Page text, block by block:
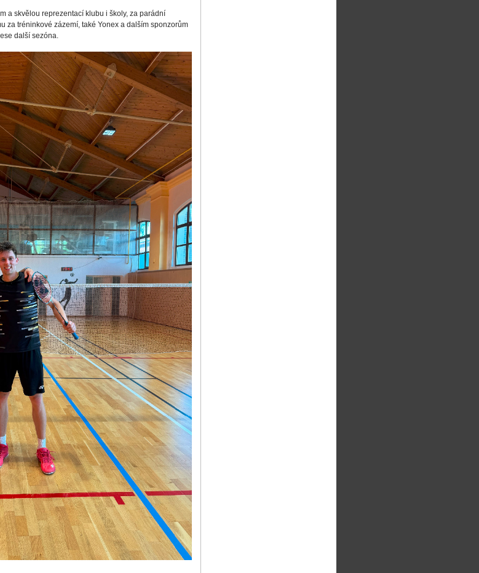
a skvělou reprezentací klubu i školy, za parádní
za tréninkové zázemí, také Yonex a dalším sponzorům
další sezóna.